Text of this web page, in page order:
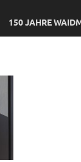
150 JAHRE